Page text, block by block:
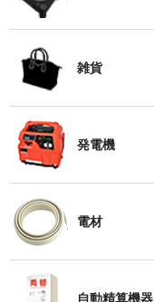
雑貨
発電機
電材
自動精算機器